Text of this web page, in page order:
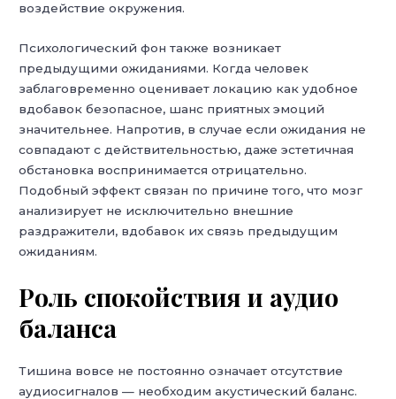
воздействие окружения.
Психологический фон также возникает
предыдущими ожиданиями. Когда человек
заблаговременно оценивает локацию как удобное
вдобавок безопасное, шанс приятных эмоций
значительнее. Напротив, в случае если ожидания не
совпадают с действительностью, даже эстетичная
обстановка воспринимается отрицательно.
Подобный эффект связан по причине того, что мозг
анализирует не исключительно внешние
раздражители, вдобавок их связь предыдущим
ожиданиям.
Роль спокойствия и аудио
баланса
Тишина вовсе не постоянно означает отсутствие
аудиосигналов — необходим акустический баланс.